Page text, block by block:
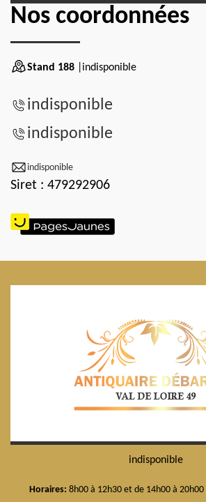
Nos coordonnées
Stand 188 |indisponible
indisponible
indisponible
indisponible
Siret : 479292906
indisponible
Horaires: 8h00 à 12h30 et de 14h00 à